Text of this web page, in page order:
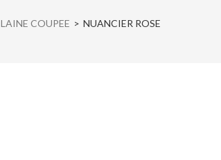
LAINE COUPEE > NUANCIER ROSE